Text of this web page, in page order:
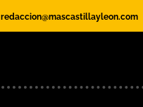
redaccion@mascastillayleon.com